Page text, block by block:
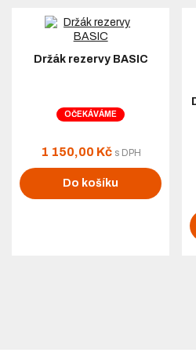
Držák rezervy BASIC
OČEKÁVÁME
1 150,00 Kč s DPH
Do košíku